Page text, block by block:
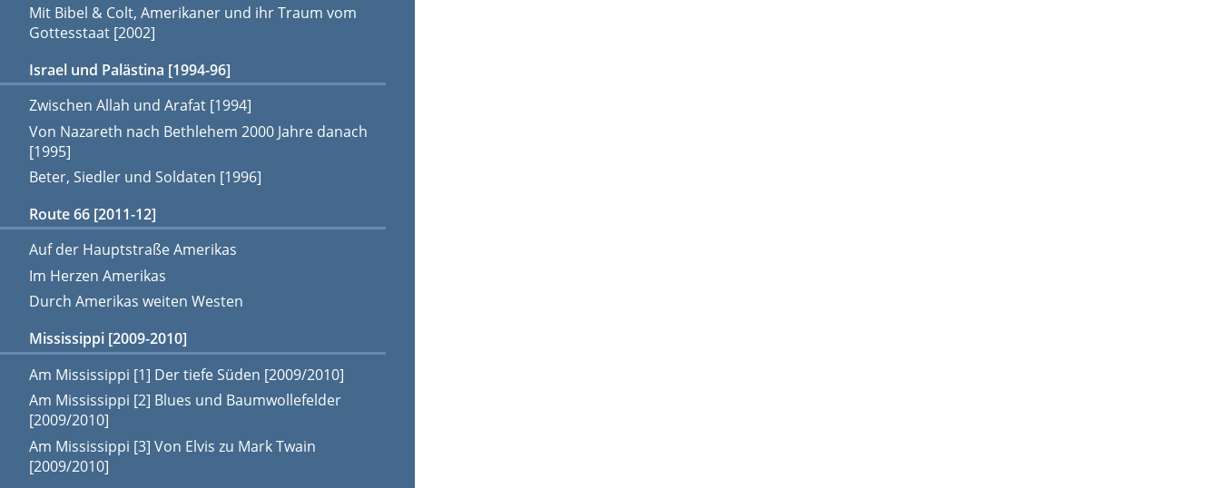
Mit Bibel & Colt, Amerikaner und ihr Traum vom
Gottesstaat [2002]
Israel und Palästina [1994-96]
Zwischen Allah und Arafat [1994]
Von Nazareth nach Bethlehem 2000 Jahre danach
[1995]
Beter, Siedler und Soldaten [1996]
Route 66 [2011-12]
Auf der Hauptstraße Amerikas
Im Herzen Amerikas
Durch Amerikas weiten Westen
Mississippi [2009-2010]
Am Mississippi [1] Der tiefe Süden [2009/2010]
Am Mississippi [2] Blues und Baumwollefelder
[2009/2010]
Am Mississippi [3] Von Elvis zu Mark Twain
[2009/2010]